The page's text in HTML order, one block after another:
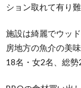
ション取れて有り難
施設は綺麗でウッ
房地方の魚介の美
18名・女2名、総勢